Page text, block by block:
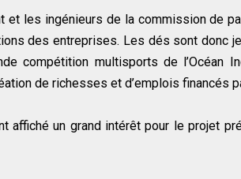
et les ingénieurs de la commission de
des entreprises. Les dés sont donc
compétition multisports de l’Océan
de richesses et d’emplois financés
affiché un grand intérêt pour le projet